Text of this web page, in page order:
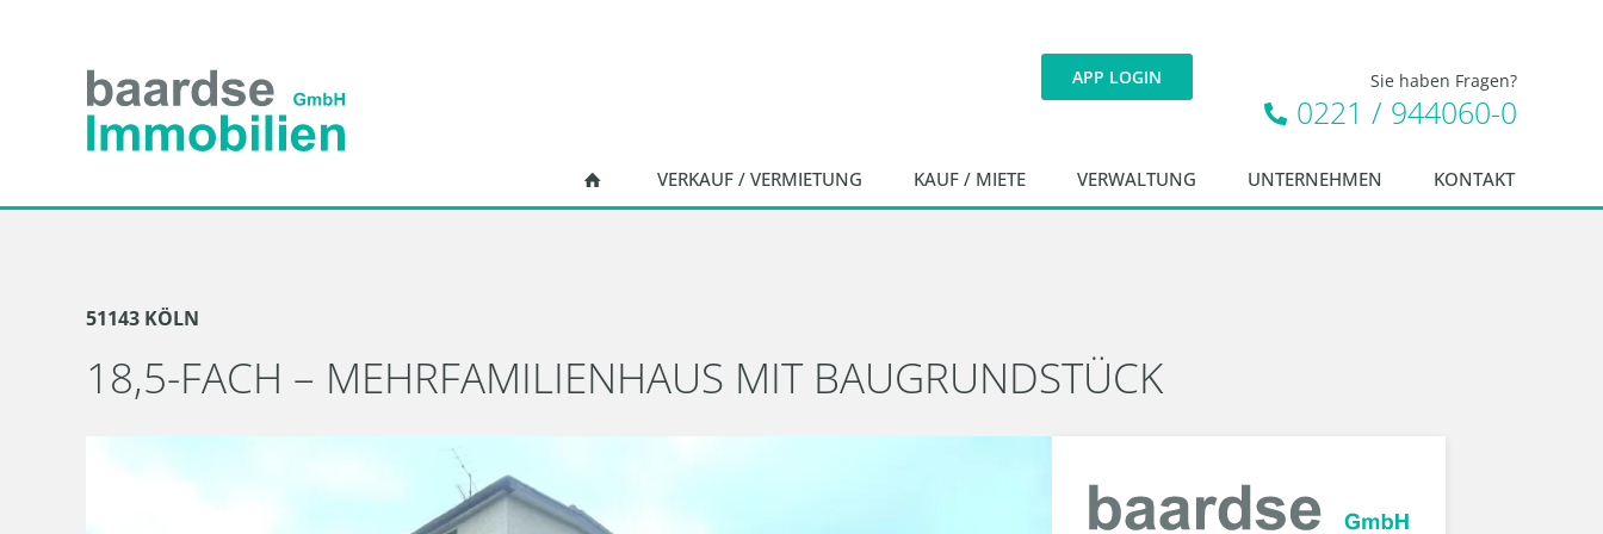
APP LOGIN Sie haben Fragen?
0221 / 944060-0
VERKAUF / VERMIETUNG KAUF / MIETE VERWALTUNG UNTERNEHMEN KONTAKT
51143 KÖLN
18,5-FACH – MEHRFAMILIENHAUS MIT BAUGRUNDSTÜCK